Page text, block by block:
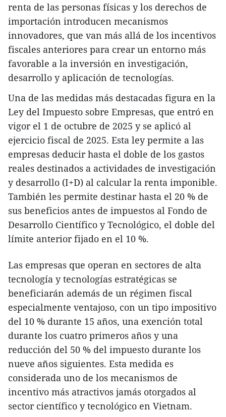
renta de las personas físicas y los derechos de
importación introducen mecanismos
innovadores, que van más allá de los incentivos
fiscales anteriores para crear un entorno más
favorable a la inversión en investigación,
desarrollo y aplicación de tecnologías.
Una de las medidas más destacadas figura en la
Ley del Impuesto sobre Empresas, que entró en
vigor el 1 de octubre de 2025 y se aplicó al
ejercicio fiscal de 2025. Esta ley permite a las
empresas deducir hasta el doble de los gastos
reales destinados a actividades de investigación
y desarrollo (I+D) al calcular la renta imponible.
También les permite destinar hasta el 20 % de
sus beneficios antes de impuestos al Fondo de
Desarrollo Científico y Tecnológico, el doble del
límite anterior fijado en el 10 %.
Las empresas que operan en sectores de alta
tecnología y tecnologías estratégicas se
beneficiarán además de un régimen fiscal
especialmente ventajoso, con un tipo impositivo
del 10 % durante 15 años, una exención total
durante los cuatro primeros años y una
reducción del 50 % del impuesto durante los
nueve años siguientes. Esta medida es
considerada uno de los mecanismos de
incentivo más atractivos jamás otorgados al
sector científico y tecnológico en Vietnam.